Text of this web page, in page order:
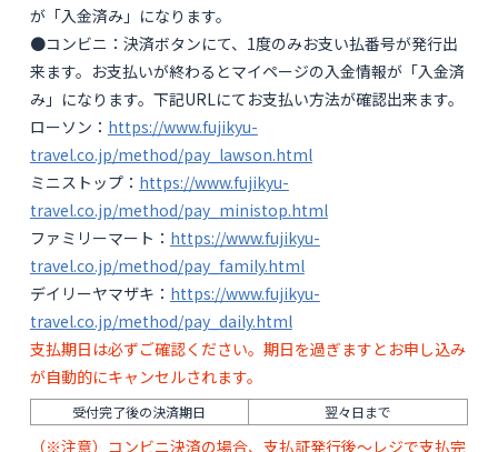
が「入金済み」になります。
●コンビニ：決済ボタンにて、1度のみお支い払番号が発行出
来ます。お支払いが終わるとマイページの入金情報が「入金済
み」になります。下記URLにてお支払い方法が確認出来ます。
ローソン： https://www.fujikyu-
travel.co.jp/method/pay_lawson.html
ミニストップ： https://www.fujikyu-
travel.co.jp/method/pay_ministop.html
ファミリーマート： https://www.fujikyu-
travel.co.jp/method/pay_family.html
デイリーヤマザキ： https://www.fujikyu-
travel.co.jp/method/pay_daily.html
支払期日は必ずご確認ください。期日を過ぎますとお申し込み
が自動的にキャンセルされます。
受付完了後の決済期日 翌々日まで
（※注意）コンビニ決済の場合、支払証発行後～レジで支払完